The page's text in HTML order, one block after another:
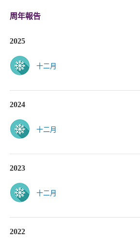
周年報告
2025
十二月
2024
十二月
2023
十二月
2022